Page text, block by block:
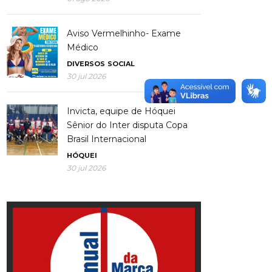
Aviso Vermelhinho- Exame
Médico
DIVERSOS SOCIAL
30 jul 2026
Invicta, equipe de Hóquei
Sênior do Inter disputa Copa
Brasil Internacional
HÓQUEI
30 jul 2026